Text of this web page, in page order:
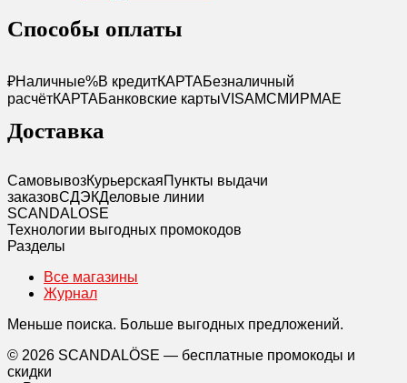
Способы оплаты
₽Наличные%В кредитКАРТАБезналичный
расчётКАРТАБанковские картыVISAMCМИРMAE
Доставка
СамовывозКурьерскаяПункты выдачи
заказовСДЭКДеловые линии
SCANDALOSE
Технологии выгодных промокодов
Разделы
Все магазины
Журнал
Меньше поиска. Больше выгодных предложений.
© 2026 SCANDALÖSE — бесплатные промокоды и
скидки